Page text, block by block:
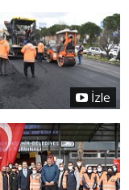
İzle